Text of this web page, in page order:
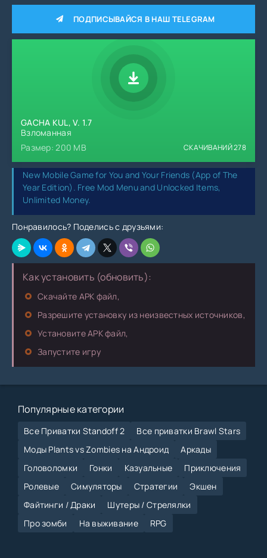
ПОДПИСЫВАЙСЯ В НАШ TELEGRAM
GACHA KUL, V. 1.7
Взломанная
Размер: 200 MB
СКАЧИВАНИЙ278
New Mobile Game for You and Your Friends (App of The
Year Edition). Free Mod Menu and Unlocked Items,
Unlimited Money.
Понравилось? Поделись с друзьями:
Как установить (обновить):
Скачайте APK файл,
Разрешите установку из неизвестных источников,
Установите APK файл,
Запустите игру
Популярные категории
Все Приватки Standoff 2
Все приватки Brawl Stars
Моды Plants vs Zombies на Андроид
Аркады
Головоломки
Гонки Казуальные
Приключения
Ролевые
Симуляторы Стратегии
Экшен
Файтинги / Драки
Шутеры / Стрелялки
Про зомби
На выживание RPG